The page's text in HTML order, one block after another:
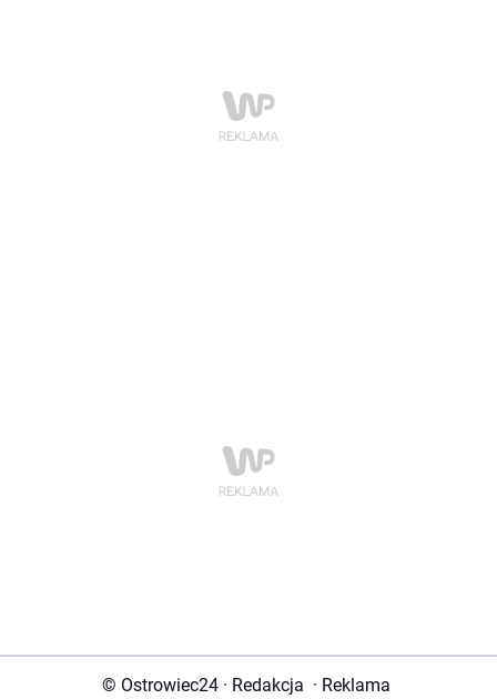
© Ostrowiec24 · Redakcja · Reklama